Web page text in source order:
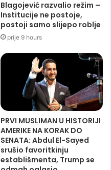
Blagojević razvalio režim –
Institucije ne postoje,
postoji samo slijepo roblje
prije 9 hours
PRVI MUSLIMAN U HISTORIJI
AMERIKE NA KORAK DO
SENATA: Abdul El-Sayed
srušio favoritkinju
establišmenta, Trump se